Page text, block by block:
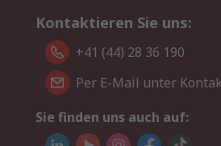
Kontaktieren Sie uns:
+41 (44) 28 36 190
Per E-Mail unter
Sie finden uns auch auf: